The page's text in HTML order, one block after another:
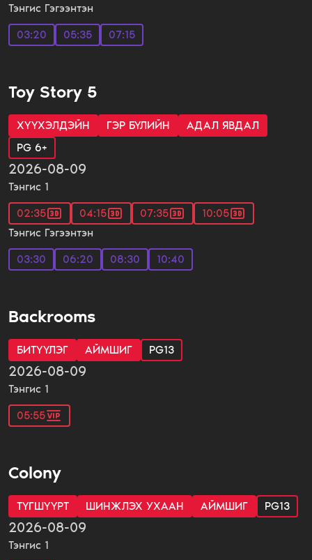
Тэнгис Гэгээнтэн
03:20
05:35 07:15
Toy Story 5
XҮҮXЭЛДЭЙН ГЭР БҮЛИЙН
АДАЛ ЯВДАЛ
PG 6+
2026-08-09
Тэнгис 1
02:35
04:15 07:35
10:05
Тэнгис Гэгээнтэн
03:30
06:20 08:30 10:40
Backrooms
БИТҮҮЛЭГ АЙМШИГ PG13
2026-08-09
Тэнгис 1
05:55
Colony
ТҮГШҮҮРТ ШИНЖЛЭХ УХААН АЙМШИГ PG13
2026-08-09
Тэнгис 1